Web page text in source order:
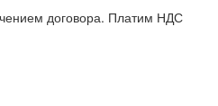
договора. Платим НДС